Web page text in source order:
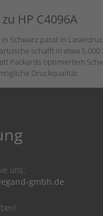
HP C4096A
in Schwarz passt in
schafft in etwa 5.000
Packards optimiertem
Druckqualität.
uns:
gmbh.de